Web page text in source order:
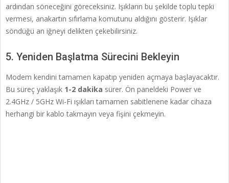
ardından söneceğini göreceksiniz. Işıkların bu şekilde toplu tepki
vermesi, anakartın sıfırlama komutunu aldığını gösterir. Işıklar
söndüğü an iğneyi delikten çekebilirsiniz.
5. Yeniden Başlatma Sürecini Bekleyin
Modem kendini tamamen kapatıp yeniden açmaya başlayacaktır.
Bu süreç yaklaşık 1-2 dakika sürer. Ön paneldeki Power ve
2.4GHz / 5GHz Wi-Fi ışıkları tamamen sabitlenene kadar cihaza
herhangi bir kablo takmayın veya fişini çekmeyin.